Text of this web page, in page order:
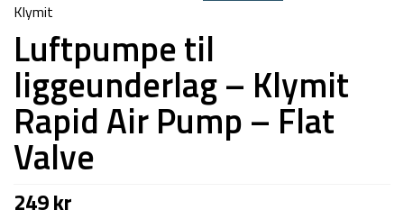
Klymit
Luftpumpe til
liggeunderlag – Klymit
Rapid Air Pump – Flat
Valve
249kr